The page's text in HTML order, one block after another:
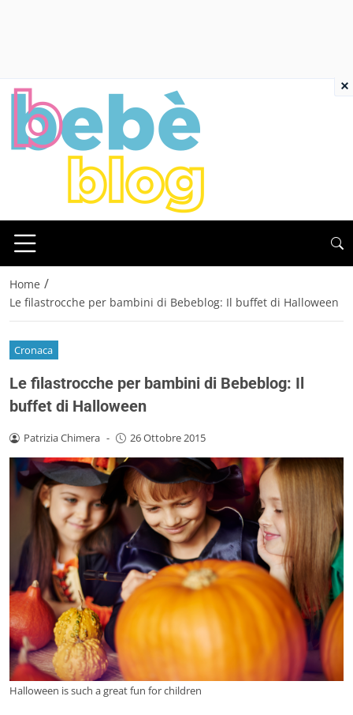
Home /
Le filastrocche per bambini di Bebeblog: Il buffet di Halloween
Cronaca
Le filastrocche per bambini di Bebeblog: Il
buffet di Halloween
Patrizia Chimera - 26 Ottobre 2015
Halloween is such a great fun for children
×